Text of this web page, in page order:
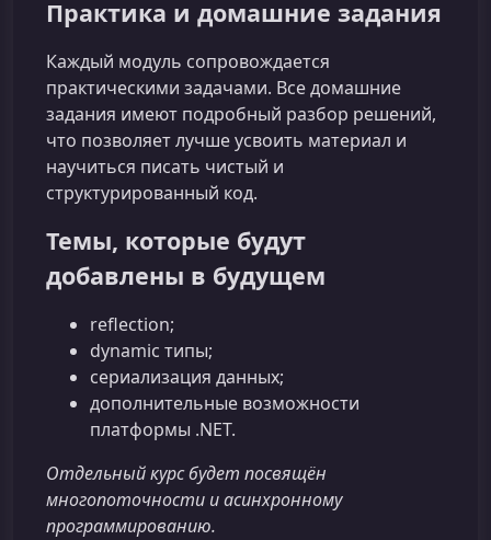
Практика и домашние задания
Каждый модуль сопровождается
практическими задачами. Все домашние
задания имеют подробный разбор решений,
что позволяет лучше усвоить материал и
научиться писать чистый и
структурированный код.
Темы, которые будут
добавлены в будущем
reflection;
dynamic типы;
сериализация данных;
дополнительные возможности
платформы .NET.
Отдельный курс будет посвящён
многопоточности и асинхронному
программированию.